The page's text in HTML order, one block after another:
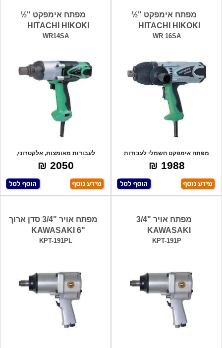
מפתח אימפקט "½
HITACHI HIKOKI
WR 16SA
מפתח אימפקט חשמלי לעבודות
מאומצות - 360
1988 ₪
מפתח אימפקט "½
HITACHI HIKOKI
WR14SA
לעבודות מאומצות, אלקטרוני,
קומפקטי וקל,
2050 ₪
מפתח אויר "3/4
KAWASAKI
KPT-191P
מפתח אויר "3/4 סדן ארוך
"6 KAWASAKI
KPT-191PL